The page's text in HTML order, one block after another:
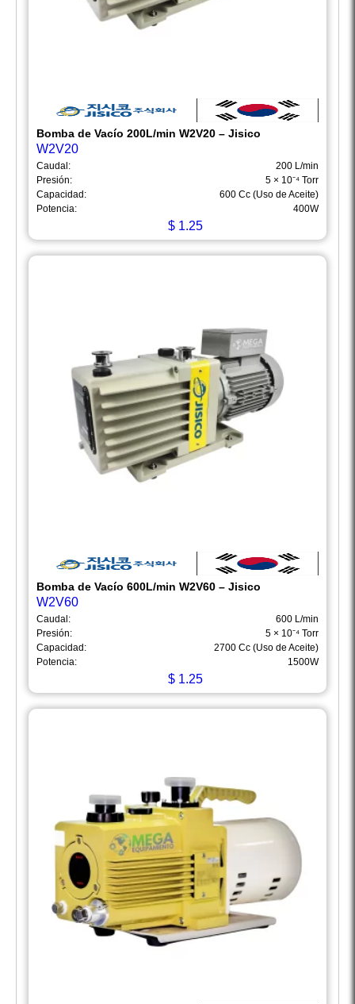
Bomba de Vacío 200L/min W2V20 – Jisico
W2V20
Caudal:
200 L/min
Presión:
5 × 10⁻⁴ Torr
Capacidad:
600 Cc (Uso de Aceite)
Potencia:
400W
$ 1.25
Bomba de Vacío 600L/min W2V60 – Jisico
W2V60
Caudal:
600 L/min
Presión:
5 × 10⁻⁴ Torr
Capacidad:
2700 Cc (Uso de Aceite)
Potencia:
1500W
$ 1.25